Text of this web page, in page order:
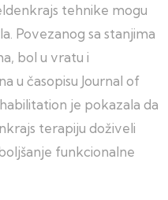
tehnike mogu
Povezanog sa stanjima
bol u vratu i
u časopisu Journal of
je pokazala da
terapiju doživeli
funkcionalne